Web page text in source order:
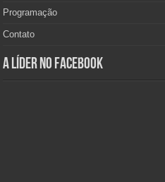
Programação
Contato
A Líder no Facebook